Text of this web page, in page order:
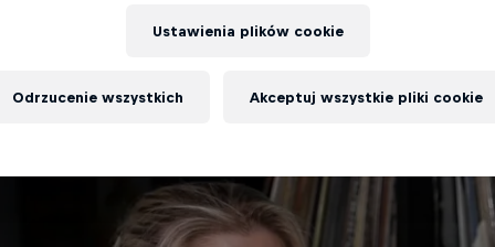
się do Światowego Biegu w 2021 roku.
Ustawienia plików cookie
Odrzucenie wszystkich Akceptuj wszystkie pliki cookie